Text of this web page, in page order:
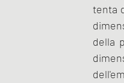
tenta
della